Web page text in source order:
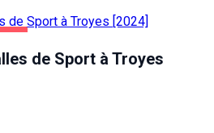
de Sport à Troyes